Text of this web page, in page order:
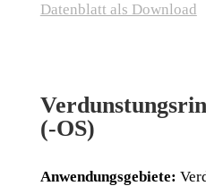
Datenblatt als Download
(-OS)
Anwendungsgebiete: